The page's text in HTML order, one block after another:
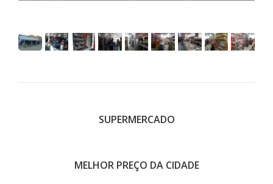
SUPERMERCADO
MELHOR PREÇO DA CIDADE